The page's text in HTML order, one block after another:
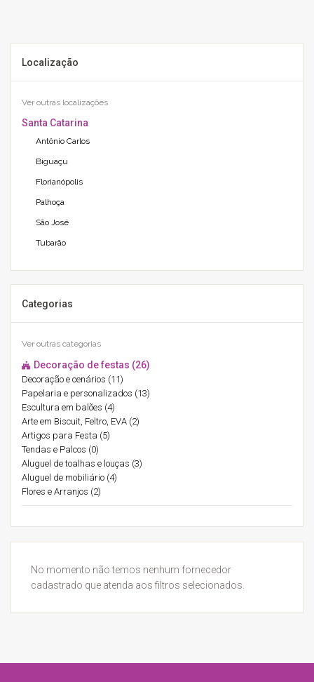
Localização
Ver outras localizações
Santa Catarina
Antônio Carlos
Biguaçu
Florianópolis
Palhoça
São José
Tubarão
Categorias
Ver outras categorias
Decoração de festas (26)
Decoração e cenários (11)
Papelaria e personalizados (13)
Escultura em balões (4)
Arte em Biscuit, Feltro, EVA (2)
Artigos para Festa (5)
Tendas e Palcos (0)
Aluguel de toalhas e louças (3)
Aluguel de mobiliário (4)
Flores e Arranjos (2)
No momento não temos nenhum fornecedor
cadastrado que atenda aos filtros selecionados.